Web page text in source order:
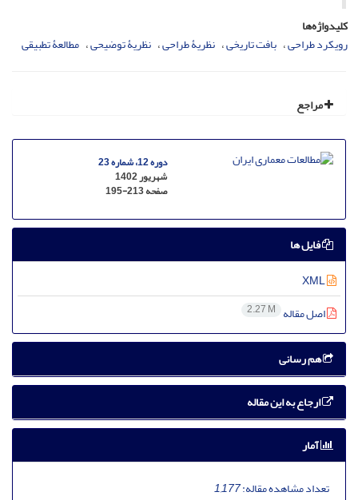
کلیدواژه‌ها
رویکرد طراحی بافت تاریخی نظریۀ طراحی نظریۀ توضیحی مطالعۀ تطبیقی
مراجع
دوره 12، شماره 23
شهریور 1402
صفحه195-213
فایل ها
اصل مقاله 2.27 M
هم رسانی
ارجاع به این مقاله
آمار
تعداد مشاهده مقاله:1,177